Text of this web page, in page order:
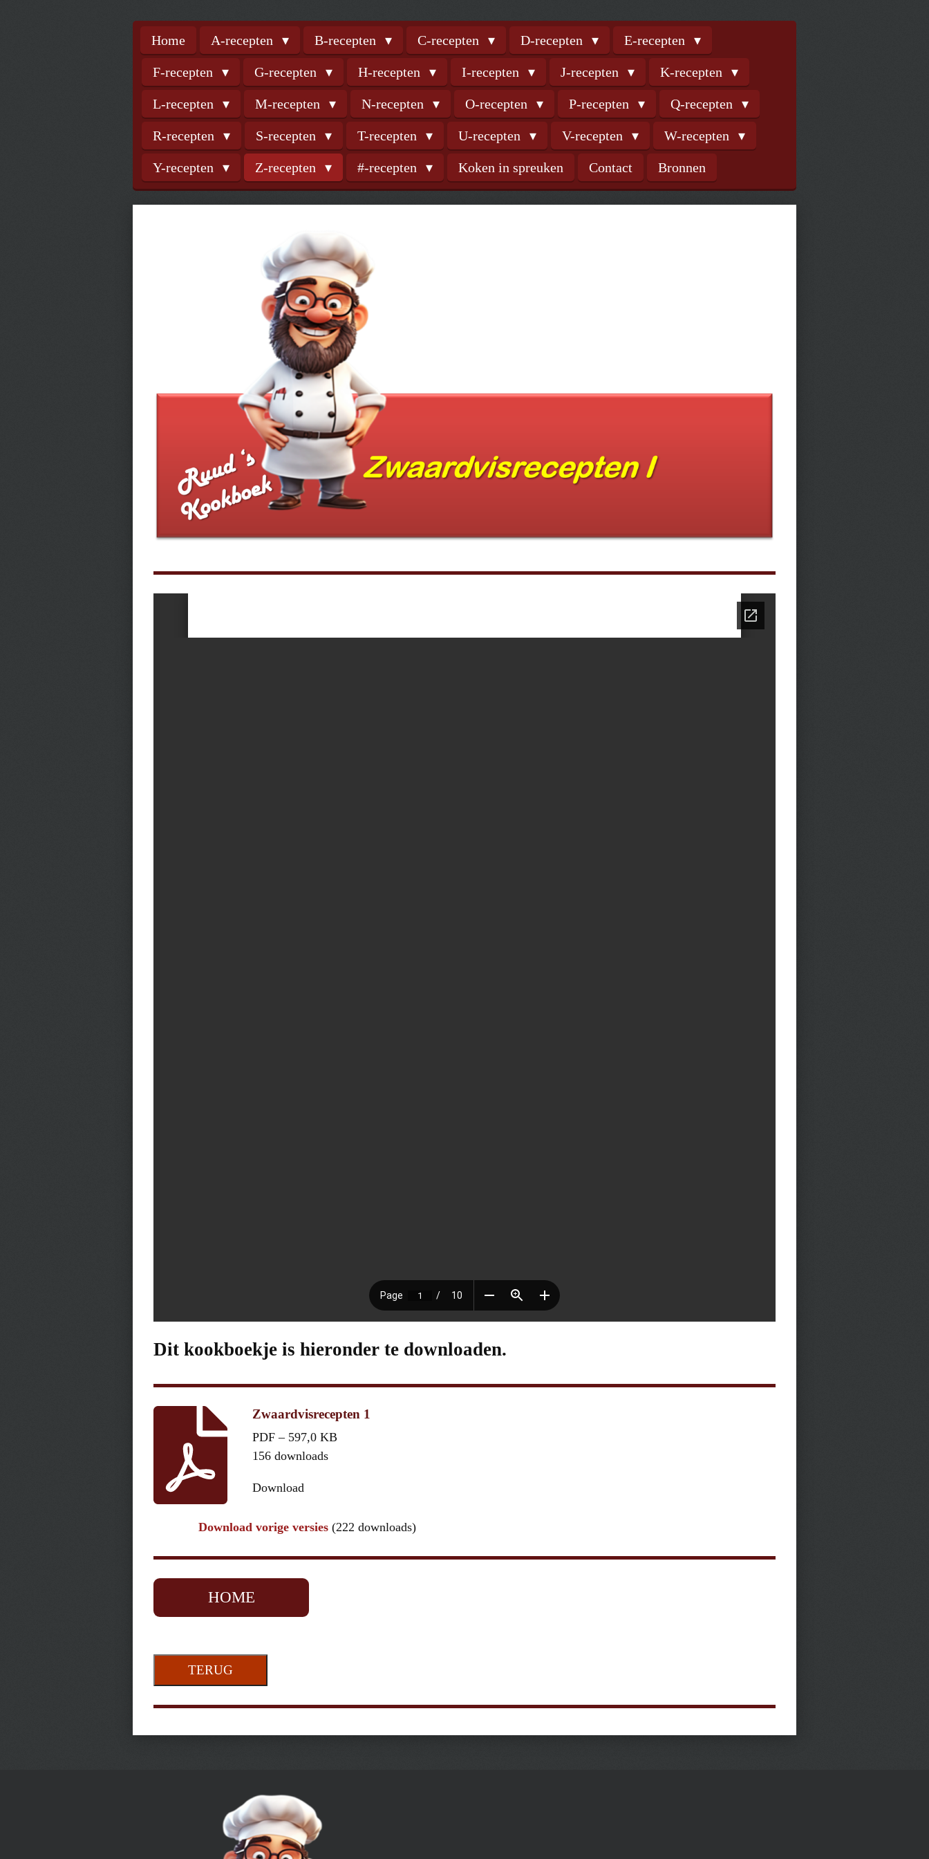
Home A-recepten B-recepten C-recepten D-recepten E-recepten
F-recepten G-recepten H-recepten I-recepten J-recepten K-recepten
L-recepten M-recepten N-recepten O-recepten P-recepten Q-recepten
R-recepten S-recepten T-recepten U-recepten V-recepten W-recepten
Y-recepten Z-recepten #-recepten Koken in spreuken Contact Bronnen
Dit kookboekje is hieronder te downloaden.
Zwaardvisrecepten 1
PDF – 597,0 KB
156 downloads
Download
Download vorige versies (222 downloads)
HOME
TERUG